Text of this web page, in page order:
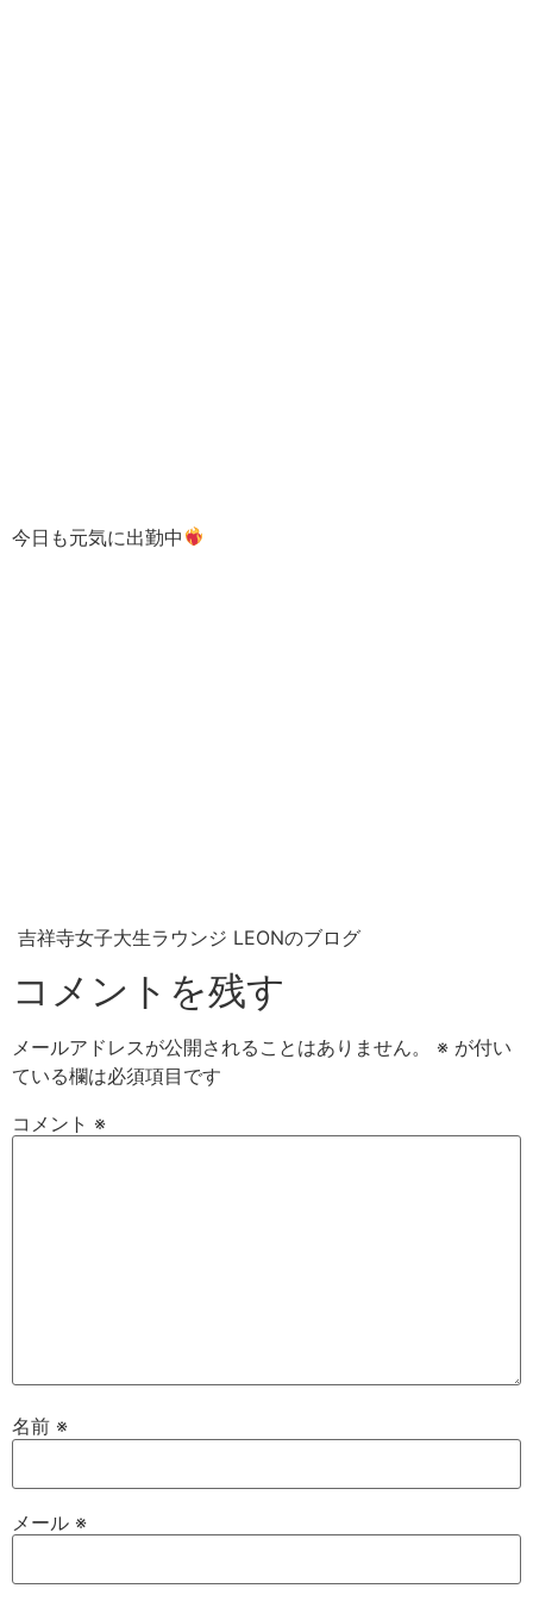
今日も元気に出勤中
吉祥寺女子大生ラウンジ LEONのブログ
コメントを残す
メールアドレスが公開されることはありません。 ※ が付い
ている欄は必須項目です
コメント ※
名前 ※
メール ※